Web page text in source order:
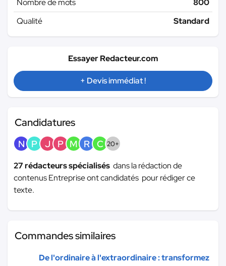
Qualité
Standard
Essayer Redacteur.com
+ Devis immédiat !
Candidatures
N P J P M R C 20+
27 rédacteurs spécialisés dans la rédaction de
contenus Entreprise ont candidatés pour rédiger ce
texte.
Commandes similaires
De l'ordinaire à l'extraordinaire : transformez